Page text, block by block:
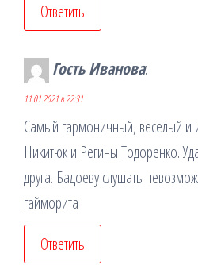
Ответить
Гость Иванова:
11.01.2021 в 22:31
Самый гармоничный, веселый и
Никитюк и Регины Тодоренко.
друга. Бадоеву слушать
гайморита
Ответить